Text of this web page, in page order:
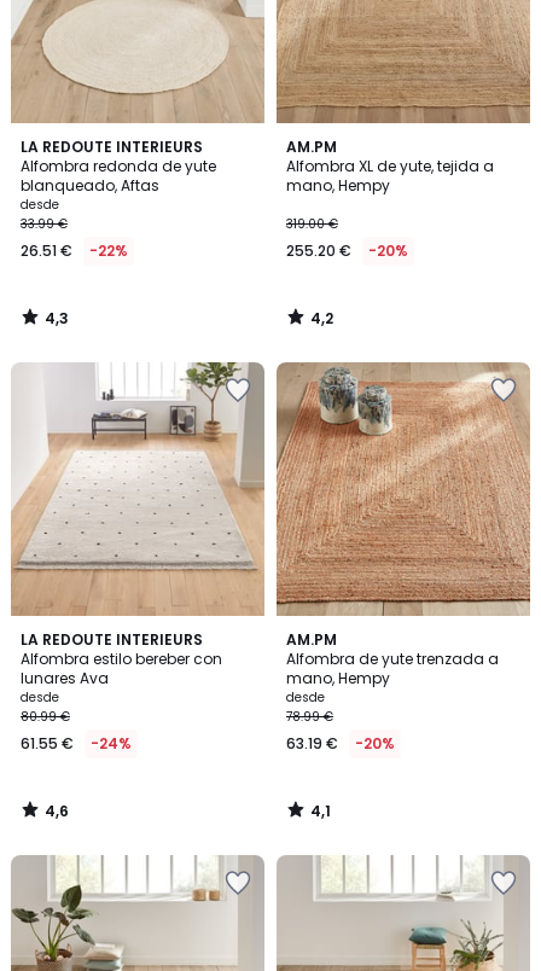
LA REDOUTE INTERIEURS
Alfombra redonda de yute
blanqueado, Aftas
desde
33.99 €
26.51 € -22%
4,3
/ 5
4,3
/
AM.PM
Alfombra XL de yute, tejida a
mano, Hempy
319.00 €
255.20 € -20%
4,2
/ 5
4,2
/
LA REDOUTE INTERIEURS
Alfombra estilo bereber con
lunares Ava
desde
80.99 €
61.55 € -24%
4,6
/ 5
4,6
/
AM.PM
Alfombra de yute trenzada a
mano, Hempy
desde
78.99 €
63.19 € -20%
4,1
/ 5
4,1
/